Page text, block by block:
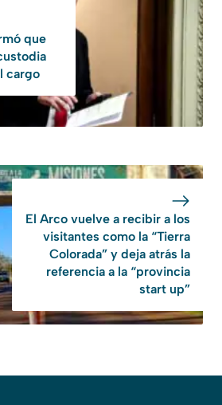
que
cargo
El Arco vuelve a recibir a los
visitantes como la “Tierra
Colorada” y deja atrás la
referencia a la “provincia
start up”